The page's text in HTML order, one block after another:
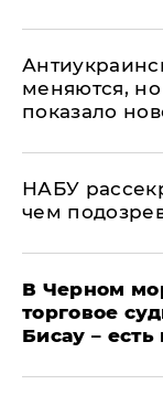
меняются, но
показало
НАБУ
чем
В Черном
торговое
Бисау –